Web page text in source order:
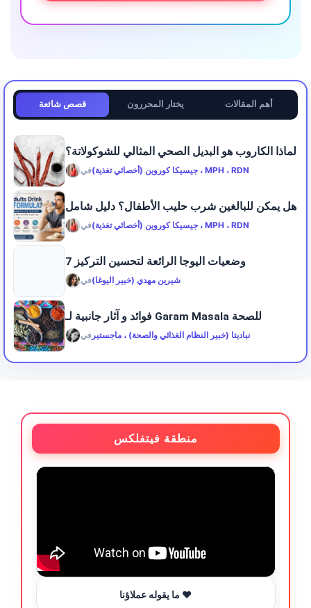
قصص شائعة يختار المحررون أهم المقالات
لماذا الكاروب هو البديل الصحي المثالي للشوكولاتة؟
في جيسيكا كوروين (أخصائي تغذية) ، MPH ، RDN
هل يمكن للبالغين شرب حليب الأطفال؟ دليل شامل
في جيسيكا كوروين (أخصائي تغذية) ، MPH ، RDN
7 وضعيات اليوجا الرائعة لتحسين التركيز
فيشيرين مهدي (خبير اليوغا)
فوائد و آثار جانبية لـ Garam Masala للصحة
في نباديتا (خبير النظام الغذائي والصحة) ، ماجستير
منطقة فيتفلكس
ما يقوله عملاؤنا ❤️